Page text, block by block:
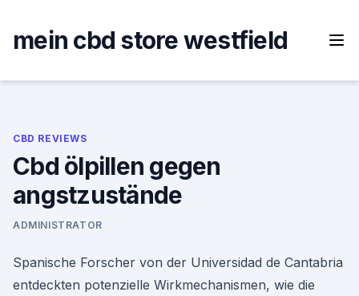
content
mein cbd store westfield
CBD REVIEWS
Cbd ölpillen gegen
angstzustände
ADMINISTRATOR
Spanische Forscher von der Universidad de Cantabria
entdeckten potenzielle Wirkmechanismen, wie die